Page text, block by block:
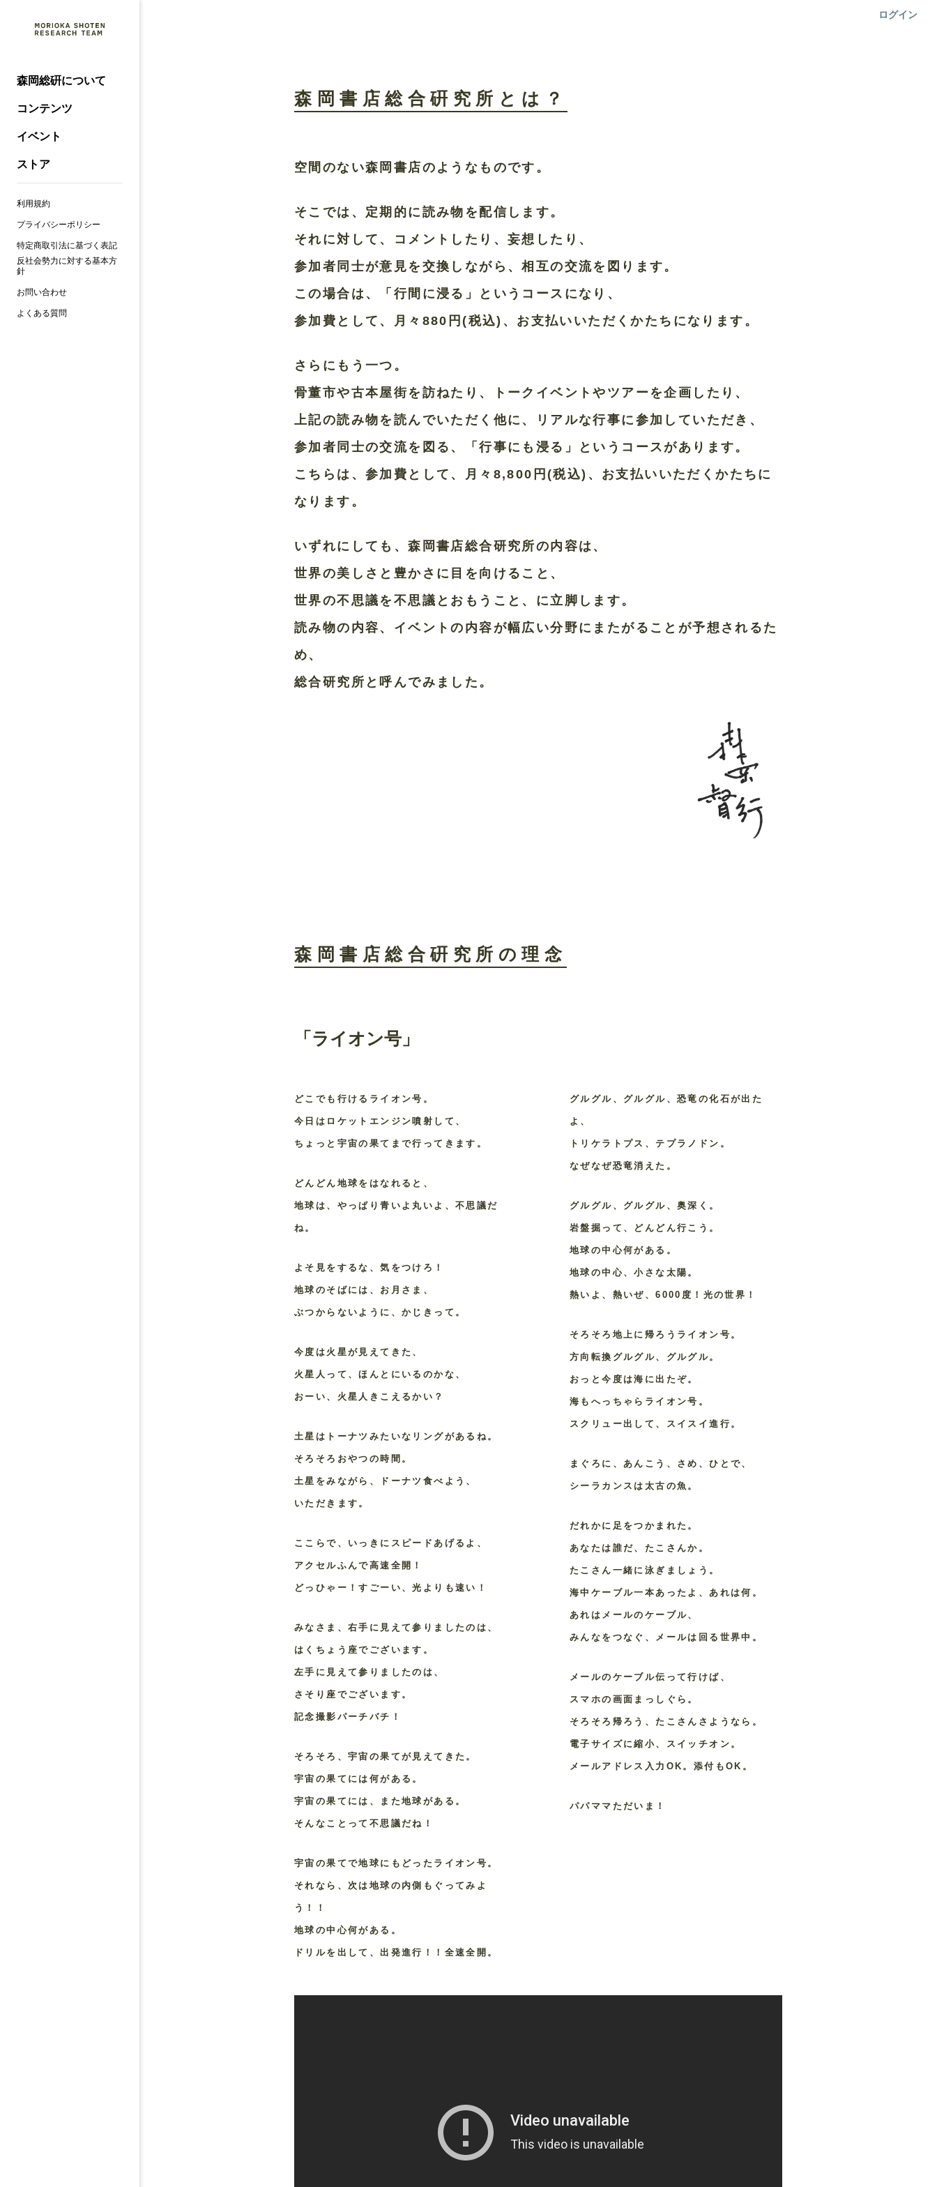
ログイン
森岡総硏について
コンテンツ
イベント
ストア
利用規約
プライバシーポリシー
特定商取引法に基づく表記
反社会勢力に対する基本方
針
お問い合わせ
よくある質問
森岡書店総合硏究所とは？
空間のない森岡書店のようなものです。
そこでは、定期的に読み物を配信します。
それに対して、コメントしたり、妄想したり、
参加者同士が意見を交換しながら、相互の交流を図ります。
この場合は、「行間に浸る」というコースになり、
参加費として、月々880円(税込)、お支払いいただくかたちになります。
さらにもう一つ。
骨董市や古本屋街を訪ねたり、トークイベントやツアーを企画したり、
上記の読み物を読んでいただく他に、リアルな行事に参加していただき、
参加者同士の交流を図る、「行事にも浸る」というコースがあります。
こちらは、参加費として、月々8,800円(税込)、お支払いいただくかたちに
なります。
いずれにしても、森岡書店総合研究所の内容は、
世界の美しさと豊かさに目を向けること、
世界の不思議を不思議とおもうこと、に立脚します。
読み物の内容、イベントの内容が幅広い分野にまたがることが予想されるた
め、
総合研究所と呼んでみました。
森岡書店総合硏究所の理念
「ライオン号」
どこでも行けるライオン号。
今日はロケットエンジン噴射して、
ちょっと宇宙の果てまで行ってきます。
どんどん地球をはなれると、
地球は、やっぱり青いよ丸いよ、不思議だ
ね。
よそ見をするな、気をつけろ！
地球のそばには、お月さま、
ぶつからないように、かじきって。
今度は火星が見えてきた、
火星人って、ほんとにいるのかな、
おーい、火星人きこえるかい？
土星はトーナツみたいなリングがあるね。
そろそろおやつの時間。
土星をみながら、ドーナツ食べよう、
いただきます。
ここらで、いっきにスピードあげるよ、
アクセルふんで高速全開！
どっひゃー！すごーい、光よりも速い！
みなさま、右手に見えて参りましたのは、
はくちょう座でございます。
左手に見えて参りましたのは、
さそり座でございます。
記念撮影パーチバチ！
そろそろ、宇宙の果てが見えてきた。
宇宙の果てには何がある。
宇宙の果てには、また地球がある。
そんなことって不思議だね！
宇宙の果てで地球にもどったライオン号。
それなら、次は地球の内側もぐってみよ
う！！
地球の中心何がある。
ドリルを出して、出発進行！！全速全開。
グルグル、グルグル、恐竜の化石が出た
よ、
トリケラトプス、テプラノドン。
なぜなぜ恐竜消えた。
グルグル、グルグル、奥深く。
岩盤掘って、どんどん行こう。
地球の中心何がある。
地球の中心、小さな太陽。
熱いよ、熱いぜ、6000度！光の世界！
そろそろ地上に帰ろうライオン号。
方向転換グルグル、グルグル。
おっと今度は海に出たぞ。
海もへっちゃらライオン号。
スクリュー出して、スイスイ進行。
まぐろに、あんこう、さめ、ひとで、
シーラカンスは太古の魚。
だれかに足をつかまれた。
あなたは誰だ、たこさんか。
たこさん一緒に泳ぎましょう。
海中ケーブル一本あったよ、あれは何。
あれはメールのケーブル、
みんなをつなぐ、メールは回る世界中。
メールのケーブル伝って行けば、
スマホの画面まっしぐら。
そろそろ帰ろう、たこさんさようなら。
電子サイズに縮小、スイッチオン。
メールアドレス入力OK。添付もOK。
パパママただいま！